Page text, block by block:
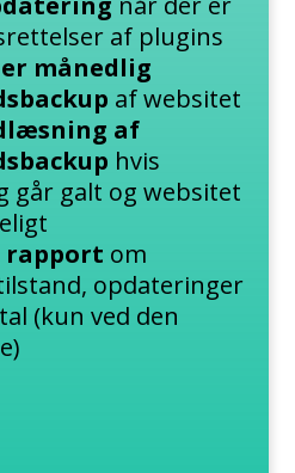
af plugins
månedlig
af websitet
af
hvis
går galt og websitet
rapport om
opdateringer
(kun ved den